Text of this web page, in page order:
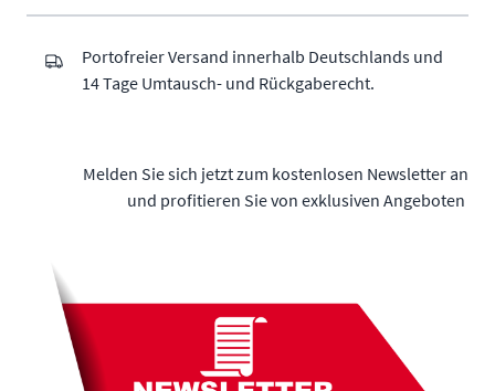
Portofreier Versand innerhalb Deutschlands und
14 Tage Umtausch- und Rückgaberecht.
Melden Sie sich jetzt zum kostenlosen Newsletter an
und profitieren Sie von exklusiven Angeboten